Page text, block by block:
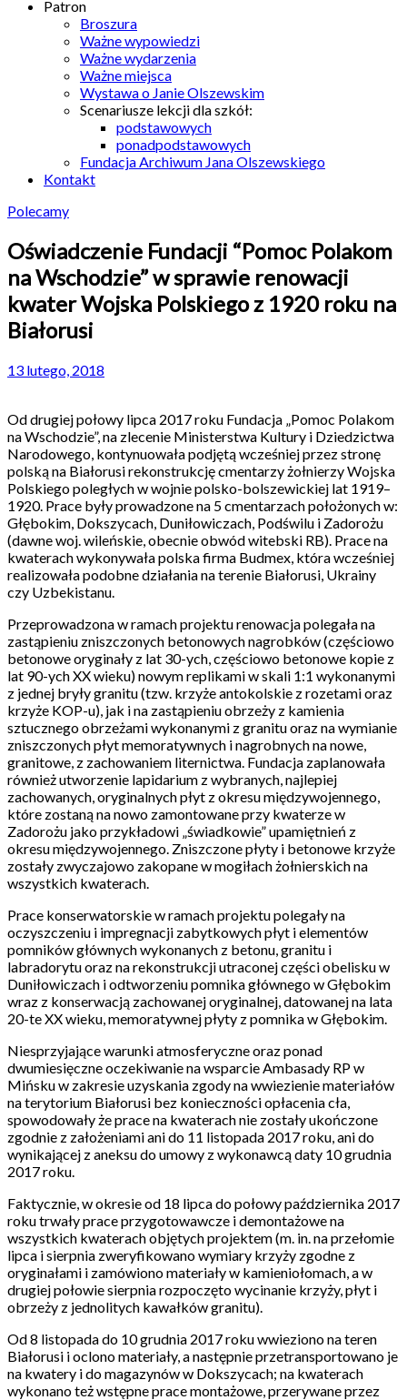
Patron
Broszura
Ważne wypowiedzi
Ważne wydarzenia
Ważne miejsca
Wystawa o Janie Olszewskim
Scenariusze lekcji dla szkół:
podstawowych
ponadpodstawowych
Fundacja Archiwum Jana Olszewskiego
Kontakt
Polecamy
Oświadczenie Fundacji “Pomoc Polakom
na Wschodzie” w sprawie renowacji
kwater Wojska Polskiego z 1920 roku na
Białorusi
13 lutego, 2018
Od drugiej połowy lipca 2017 roku Fundacja „Pomoc Polakom
na Wschodzie”, na zlecenie Ministerstwa Kultury i Dziedzictwa
Narodowego, kontynuowała podjętą wcześniej przez stronę
polską na Białorusi rekonstrukcję cmentarzy żołnierzy Wojska
Polskiego poległych w wojnie polsko-bolszewickiej lat 1919–
1920. Prace były prowadzone na 5 cmentarzach położonych w:
Głębokim, Dokszycach, Duniłowiczach, Podświlu i Zadorożu
(dawne woj. wileńskie, obecnie obwód witebski RB). Prace na
kwaterach wykonywała polska firma Budmex, która wcześniej
realizowała podobne działania na terenie Białorusi, Ukrainy
czy Uzbekistanu.
Przeprowadzona w ramach projektu renowacja polegała na
zastąpieniu zniszczonych betonowych nagrobków (częściowo
betonowe oryginały z lat 30-ych, częściowo betonowe kopie z
lat 90-ych XX wieku) nowym replikami w skali 1:1 wykonanymi
z jednej bryły granitu (tzw. krzyże antokolskie z rozetami oraz
krzyże KOP-u), jak i na zastąpieniu obrzeży z kamienia
sztucznego obrzeżami wykonanymi z granitu oraz na wymianie
zniszczonych płyt memoratywnych i nagrobnych na nowe,
granitowe, z zachowaniem liternictwa. Fundacja zaplanowała
również utworzenie lapidarium z wybranych, najlepiej
zachowanych, oryginalnych płyt z okresu międzywojennego,
które zostaną na nowo zamontowane przy kwaterze w
Zadorożu jako przykładowi „świadkowie” upamiętnień z
okresu międzywojennego. Zniszczone płyty i betonowe krzyże
zostały zwyczajowo zakopane w mogiłach żołnierskich na
wszystkich kwaterach.
Prace konserwatorskie w ramach projektu polegały na
oczyszczeniu i impregnacji zabytkowych płyt i elementów
pomników głównych wykonanych z betonu, granitu i
labradorytu oraz na rekonstrukcji utraconej części obelisku w
Duniłowiczach i odtworzeniu pomnika głównego w Głębokim
wraz z konserwacją zachowanej oryginalnej, datowanej na lata
20-te XX wieku, memoratywnej płyty z pomnika w Głębokim.
Niesprzyjające warunki atmosferyczne oraz ponad
dwumiesięczne oczekiwanie na wsparcie Ambasady RP w
Mińsku w zakresie uzyskania zgody na wwiezienie materiałów
na terytorium Białorusi bez konieczności opłacenia cła,
spowodowały że prace na kwaterach nie zostały ukończone
zgodnie z założeniami ani do 11 listopada 2017 roku, ani do
wynikającej z aneksu do umowy z wykonawcą daty 10 grudnia
2017 roku.
Faktycznie, w okresie od 18 lipca do połowy października 2017
roku trwały prace przygotowawcze i demontażowe na
wszystkich kwaterach objętych projektem (m. in. na przełomie
lipca i sierpnia zweryfikowano wymiary krzyży zgodne z
oryginałami i zamówiono materiały w kamieniołomach, a w
drugiej połowie sierpnia rozpoczęto wycinanie krzyży, płyt i
obrzeży z jednolitych kawałków granitu).
Od 8 listopada do 10 grudnia 2017 roku wwieziono na teren
Białorusi i oclono materiały, a następnie przetransportowano je
na kwatery i do magazynów w Dokszycach; na kwaterach
wykonano też wstępne prace montażowe, przerywane przez